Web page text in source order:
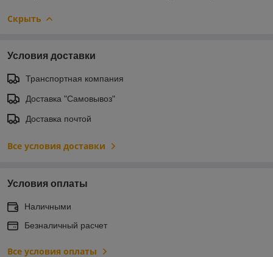
Скрыть
Условия доставки
Транспортная компания
Доставка "Самовывоз"
Доставка почтой
Все условия доставки
Условия оплаты
Наличными
Безналичный расчет
Все условия оплаты